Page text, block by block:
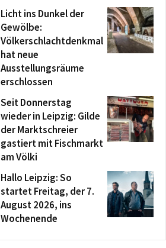
Licht ins Dunkel der
Gewölbe:
Völkerschlachtdenkmal
hat neue
Ausstellungsräume
erschlossen
Seit Donnerstag
wieder in Leipzig: Gilde
der Marktschreier
gastiert mit Fischmarkt
am Völki
Hallo Leipzig: So
startet Freitag, der 7.
August 2026, ins
Wochenende